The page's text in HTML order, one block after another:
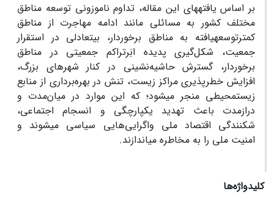
بر اساس یافته‏های این مقاله، تداوم ناموزونی توسعه مناطق
مختلف کشور به مسائلی مانند ادامه مهاجرت از مناطق
کمترتوسعه‏یافته به مناطق برخوردار، بی‏تعادلی در استقرار
جمعیت، شکل‌گیری پدیده ابَرتراکم جمعیتی در مناطق
برخوردار، گسترش حاشیه‌نشینی در کنار شهرهای بزرگ،
افزایش خطر‌پذیری مراکز زیست، تنش در بهره‌برداری از منابع
زیست‏محیطی منجر می‏شود؛ که این موارد در میان‌مدت و
درازمدت باعث تهدید یکپارچگی و انسجام اجتماعی،
شکنندگی اقتصاد ملی واگرایی‌هایی سیاسی می‏شوند و
امنیت ملی را به مخاطره می‏اندازند.
کلیدواژه‌ها